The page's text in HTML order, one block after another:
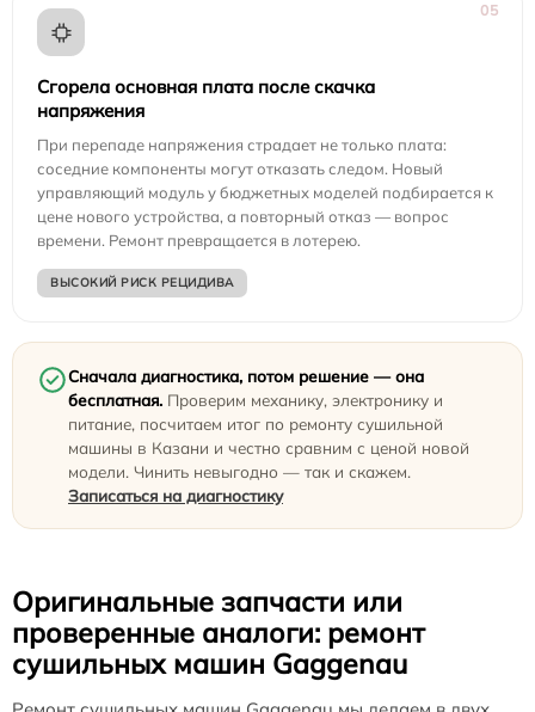
05
Сгорела основная плата после скачка
напряжения
При перепаде напряжения страдает не только плата:
соседние компоненты могут отказать следом. Новый
управляющий модуль у бюджетных моделей подбирается к
цене нового устройства, а повторный отказ — вопрос
времени. Ремонт превращается в лотерею.
ВЫСОКИЙ РИСК РЕЦИДИВА
Сначала диагностика, потом решение — она
бесплатная. Проверим механику, электронику и
питание, посчитаем итог по ремонту сушильной
машины в Казани и честно сравним с ценой новой
модели. Чинить невыгодно — так и скажем.
Записаться на диагностику
Оригинальные запчасти или
проверенные аналоги: ремонт
сушильных машин Gaggenau